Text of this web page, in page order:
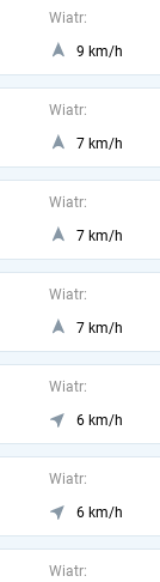
Wiatr:
9 km/h
Wiatr:
7 km/h
Wiatr:
7 km/h
Wiatr:
7 km/h
Wiatr:
6 km/h
Wiatr:
6 km/h
Wiatr: